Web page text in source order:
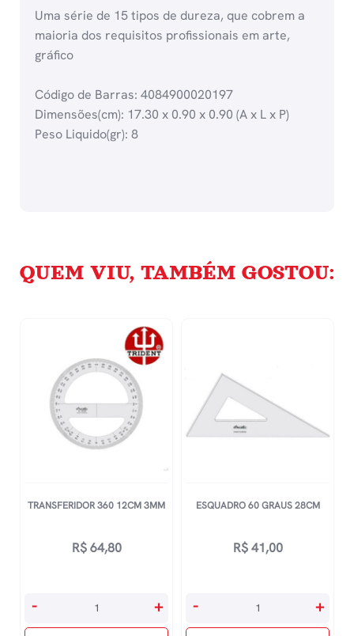
Uma série de 15 tipos de dureza, que cobrem a
maioria dos requisitos profissionais em arte,
gráfico
Código de Barras: 4084900020197
Dimensões(cm): 17.30 x 0.90 x 0.90 (A x L x P)
Peso Liquido(gr): 8
QUEM VIU, TAMBÉM GOSTOU:
TRANSFERIDOR 360 12CM 3MM
R$64,80
Transferidor
- +
ESQUADRO 60 GRAUS 28CM
R$41,00
Esquadro
- +